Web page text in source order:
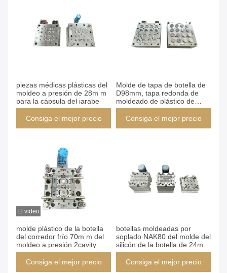
piezas médicas plásticas del
moldeo a presión de 28m m
para la cápsula del jarabe
Consiga el mejor precio
Molde de tapa de botella de
D98mm, tapa redonda de
moldeado de plástico de
canal caliente de 16
cavidades dentro del logotipo
Consiga el mejor precio
El video
molde plástico de la botella
del corredor frío 70m m del
moldeo a presión 2cavity
para el bidón 50L
Consiga el mejor precio
botellas moldeadas por
soplado NAK80 del molde del
silicón de la botella de 24m
m en buenas líneas que se
refrescan
Consiga el mejor precio